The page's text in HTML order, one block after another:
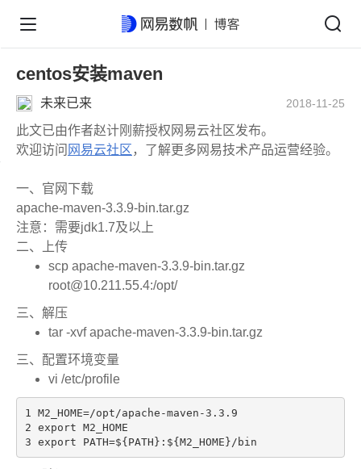
centos安装maven
未来已来 2018-11-25
此文已由作者赵计刚薪授权网易云社区发布。
欢迎访问 网易云社区 ，了解更多网易技术产品运营经验。
一、官网下载
apache-maven-3.3.9-bin.tar.gz
注意：需要jdk1.7及以上
二、上传
scp apache-maven-3.3.9-bin.tar.gz
root@10.211.55.4:/opt/
三、解压
tar -xvf apache-maven-3.3.9-bin.tar.gz
三、配置环境变量
vi /etc/profile
1 M2_HOME=/opt/apache-maven-3.3.9
2 export M2_HOME
3 export PATH=${PATH}:${M2_HOME}/bin